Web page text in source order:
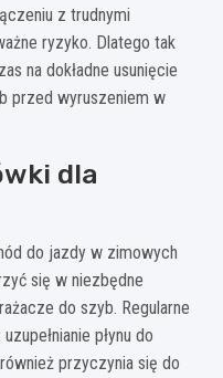
z trudnymi
ryzyko. Dlatego tak
na dokładne usunięcie
przed wyruszeniem w
dla
do jazdy w zimowych
się w niezbędne
do szyb. Regularne
płynu do
przyczynia się do